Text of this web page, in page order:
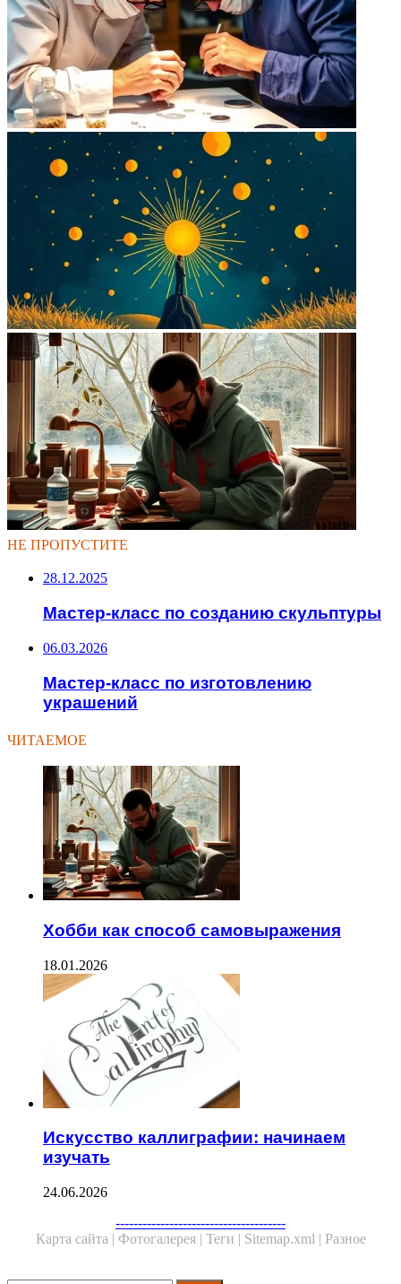
НЕ ПРОПУСТИТЕ
28.12.2025
Мастер-класс по созданию скульптуры
06.03.2026
Мастер-класс по изготовлению
украшений
ЧИТАЕМОЕ
Хобби как способ самовыражения
18.01.2026
Искусство каллиграфии: начинаем
изучать
24.06.2026
--------------------------------------
Карта сайта | Фотогалерея | Теги | Sitemap.xml | Разное